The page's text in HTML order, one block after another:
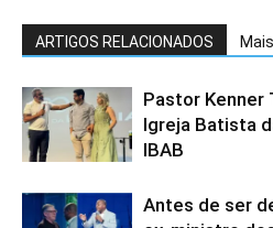
ARTIGOS RELACIONADOS
Pastor Kenner
Igreja Batista
IBAB
Antes de ser